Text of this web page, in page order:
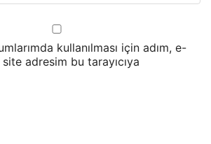
kullanılması için adım, e-
adresim bu tarayıcıya